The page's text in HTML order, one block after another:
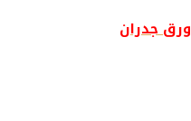
ورق جدران